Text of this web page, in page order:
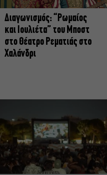
Διαγωνισμός: “Ρωμαίος
και Ιουλιέτα” του Μποστ
στο Θέατρο Ρεματιάς στο
Χαλάνδρι